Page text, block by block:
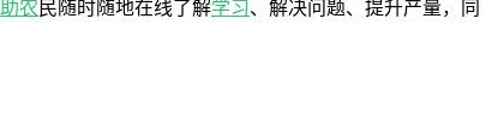
助农 民随时随地在线了解学习、解决问题、提升产量，同